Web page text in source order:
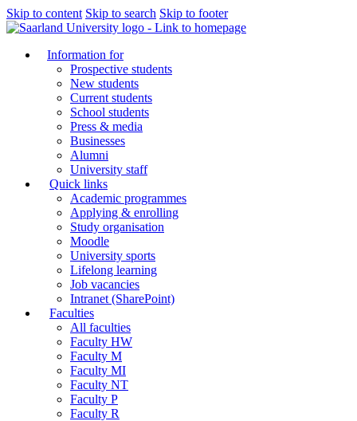
Skip to content Skip to search Skip to footer
Information for
Prospective students
New students
Current students
School students
Press & media
Businesses
Alumni
University staff
Quick links
Academic programmes
Applying & enrolling
Study organisation
Moodle
University sports
Lifelong learning
Job vacancies
Intranet (SharePoint)
Faculties
All faculties
Faculty HW
Faculty M
Faculty MI
Faculty NT
Faculty P
Faculty R